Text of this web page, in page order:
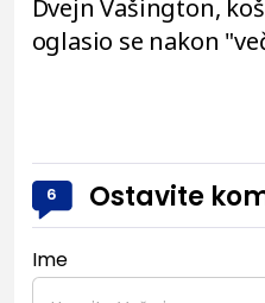
Dvejn Vašington,
oglasio se nakon
6 Ostavite
Ime